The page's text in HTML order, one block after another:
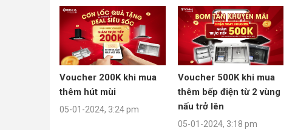
Voucher 200K khi mua
thêm hút mùi
05-01-2024, 3:24 pm
Voucher 500K khi mua
thêm bếp điện từ 2 vùng
nấu trở lên
05-01-2024, 3:18 pm